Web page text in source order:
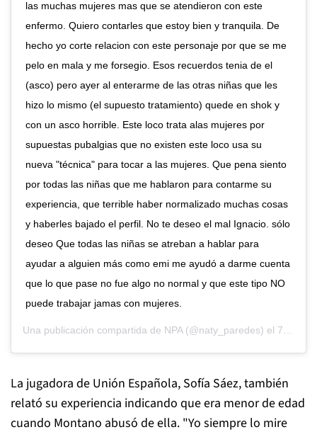
las muchas mujeres mas que se atendieron con este
enfermo. Quiero contarles que estoy bien y tranquila. De
hecho yo corte relacion con este personaje por que se me
pelo en mala y me forsegio. Esos recuerdos tenia de el
(asco) pero ayer al enterarme de las otras niñas que les
hizo lo mismo (el supuesto tratamiento) quede en shok y
con un asco horrible. Este loco trata alas mujeres por
supuestas pubalgias que no existen este loco usa su
nueva "técnica" para tocar a las mujeres. Que pena siento
por todas las niñas que me hablaron para contarme su
experiencia, que terrible haber normalizado muchas cosas
y haberles bajado el perfil. No te deseo el mal Ignacio. sólo
deseo Que todas las niñas se atreban a hablar para
ayudar a alguien más como emi me ayudó a darme cuenta
que lo que pase no fue algo no normal y que este tipo NO
puede trabajar jamas con mujeres.
Una publicación compartida de NPA(@naty_paredes) el 7 Jul, 2020 a las 9:02 PDT
La jugadora de Unión Española, Sofía Sáez, también
relató su experiencia indicando que era menor de edad
cuando Montano abusó de ella. "Yo siempre lo mire